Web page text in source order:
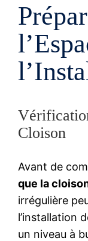
Cloison
Avant de
que la
irrégulière
l’installation
un niveau à